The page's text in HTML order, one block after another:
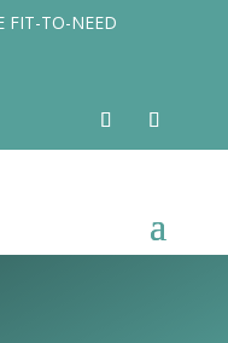
FIT-TO-NEED